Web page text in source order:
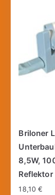
Briloner
8,5W,
18,10€